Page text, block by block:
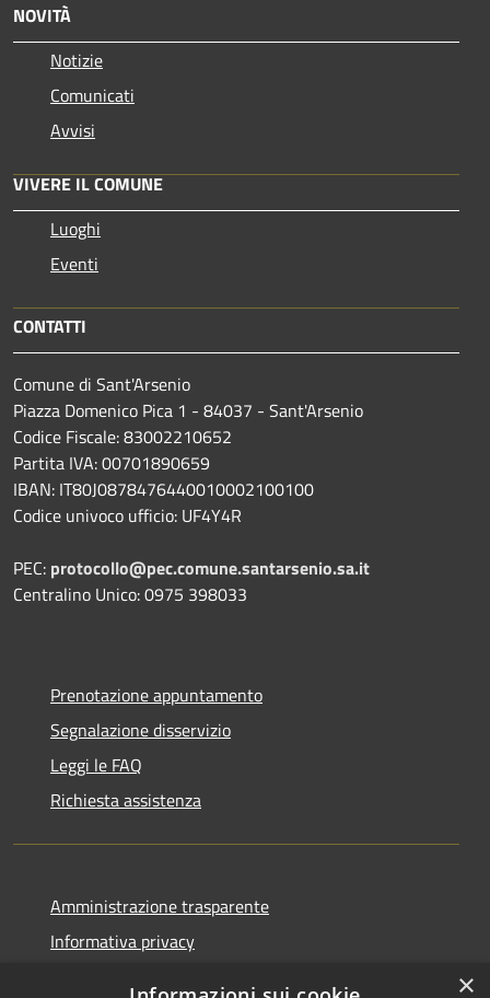
NOVITÀ
Notizie
Comunicati
Avvisi
VIVERE IL COMUNE
Luoghi
Eventi
CONTATTI
Comune di Sant'Arsenio
Piazza Domenico Pica 1 - 84037 - Sant'Arsenio
Codice Fiscale: 83002210652
Partita IVA: 00701890659
IBAN: IT80J0878476440010002100100
Codice univoco ufficio: UF4Y4R
PEC: protocollo@pec.comune.santarsenio.sa.it
Centralino Unico: 0975 398033
Prenotazione appuntamento
Segnalazione disservizio
Leggi le FAQ
Richiesta assistenza
Amministrazione trasparente
Informativa privacy
×